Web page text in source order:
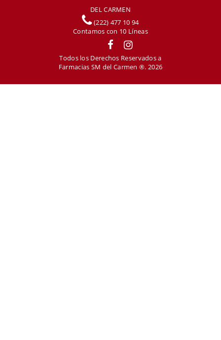
DEL CARMEN
(222) 477 10 94
Contamos con 10 Líneas
Todos los Derechos Reservados a
Farmacias SM del Carmen ®. 2026